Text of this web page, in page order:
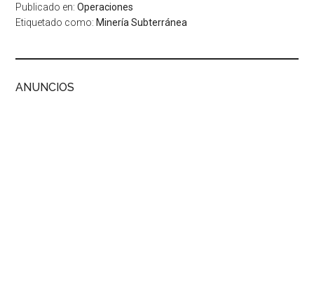
Publicado en:Operaciones
Etiquetado como: Minería Subterránea
ANUNCIOS